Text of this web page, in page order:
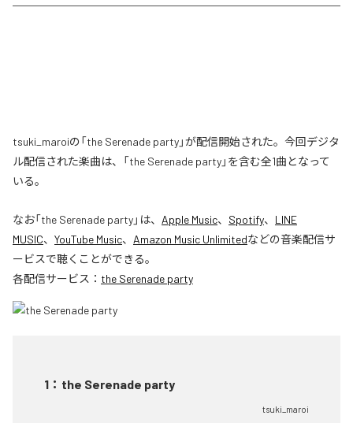
tsuki_maroiの「the Serenade party」が配信開始された。今回デジタ
ル配信された楽曲は、「the Serenade party」を含む全1曲となって
いる。
なお「the Serenade party」は、 Apple Music、 Spotify、 LINE
MUSIC、 YouTube Music、 Amazon Music Unlimitedなどの音楽配信サ
ービスで聴くことができる。
各配信サービス： the Serenade party
1 ： the Serenade party
tsuki_maroi